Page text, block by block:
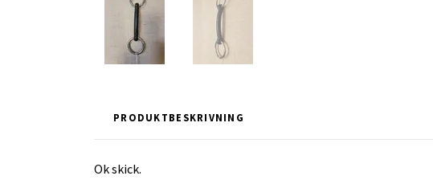
PRODUKTBESKRIVNING
Ok skick.